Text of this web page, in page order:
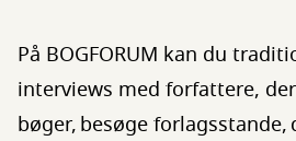
På BOGFORUM kan du
interviews med forfattere,
bøger, besøge